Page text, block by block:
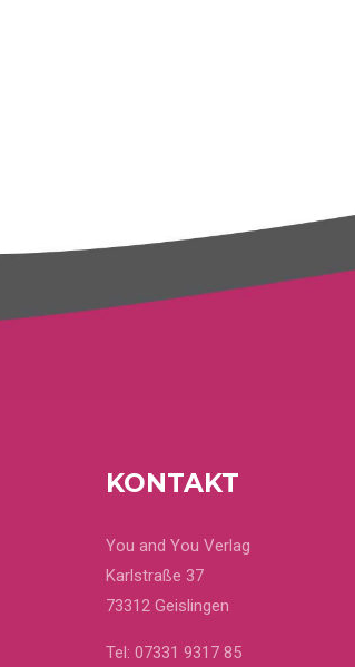
KONTAKT
You and You Verlag
Karlstraße 37
73312 Geislingen
Tel:07331 9317 85